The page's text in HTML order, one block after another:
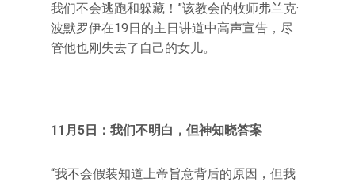
我们不会逃跑和躲藏！”该教会的牧师弗兰克·
波默罗伊在19日的主日讲道中高声宣告，尽
管他也刚失去了自己的女儿。
11月5日：我们不明白，但神知晓答案
“我不会假装知道上帝旨意背后的原因，但我